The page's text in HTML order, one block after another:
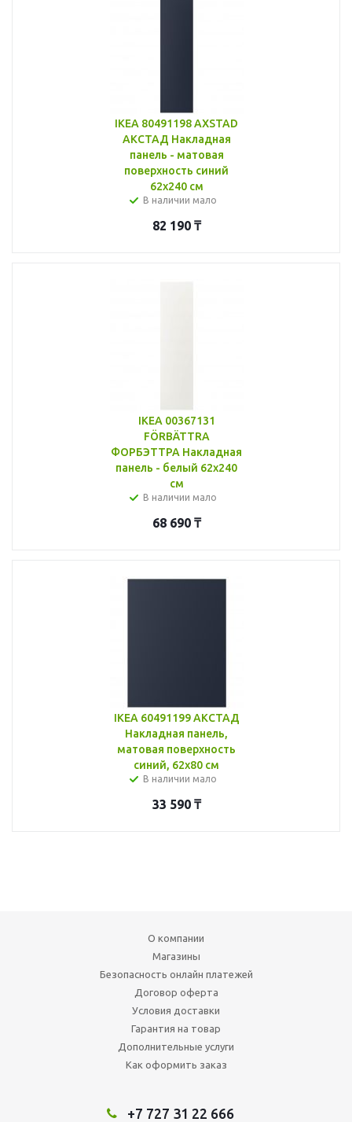
IKEA 80491198 AXSTAD
АКСТАД Накладная
панель - матовая
поверхность синий
62x240 см
В наличии мало
82 190₸
IKEA 00367131
FÖRBÄTTRA
ФОРБЭТТРА Накладная
панель - белый 62x240
см
В наличии мало
68 690₸
IKEA 60491199 АКСТАД
Накладная панель,
матовая поверхность
синий, 62x80 см
В наличии мало
33 590₸
О компании
Магазины
Безопасность онлайн платежей
Договор оферта
Условия доставки
Гарантия на товар
Дополнительные услуги
Как оформить заказ
+7 727 31 22 666